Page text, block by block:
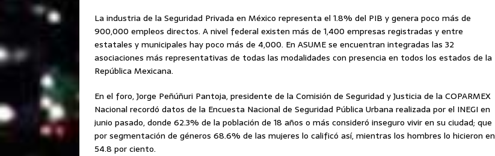
La industria de la Seguridad Privada en México representa el 1.8% del PIB y genera poco más de
900,000 empleos directos. A nivel federal existen más de 1,400 empresas registradas y entre
estatales y municipales hay poco más de 4,000. En ASUME se encuentran integradas las 32
asociaciones más representativas de todas las modalidades con presencia en todos los estados de la
República Mexicana.
En el foro, Jorge Peñúñuri Pantoja, presidente de la Comisión de Seguridad y Justicia de la COPARMEX
Nacional recordó datos de la Encuesta Nacional de Seguridad Pública Urbana realizada por el INEGI en
junio pasado, donde 62.3% de la población de 18 años o más consideró inseguro vivir en su ciudad; que
por segmentación de géneros 68.6% de las mujeres lo calificó así, mientras los hombres lo hicieron en
54.8 por ciento.